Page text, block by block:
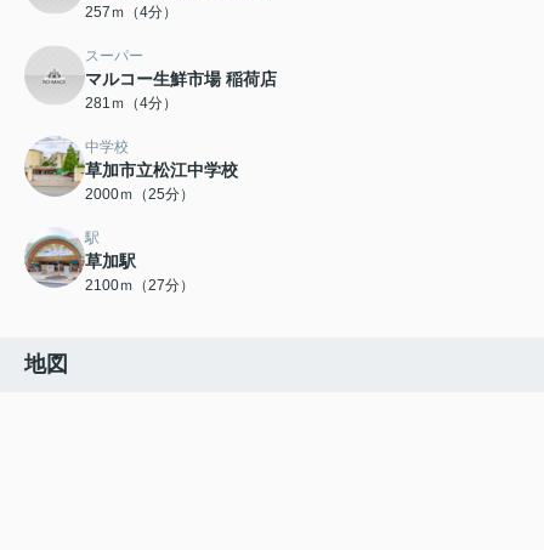
257ｍ（4分）
スーパー
マルコー生鮮市場 稲荷店
281ｍ（4分）
中学校
草加市立松江中学校
2000ｍ（25分）
駅
草加駅
2100ｍ（27分）
地図